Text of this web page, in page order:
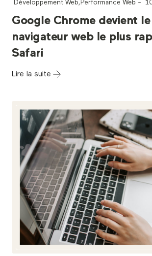
Développement Web,Performance Web -
Google Chrome devient le
navigateur web le plus
Safari
Lire la suite